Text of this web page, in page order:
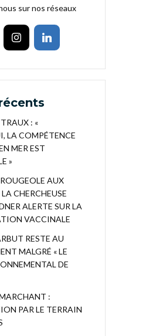
sur nos réseaux
: «
LA COMPÉTENCE
MER EST
»
AUX
CHERCHEUSE
ALERTE SUR LA
VACCINALE
RESTE AU
MALGRÉ « LE
DE
:
PAR LE TERRAIN